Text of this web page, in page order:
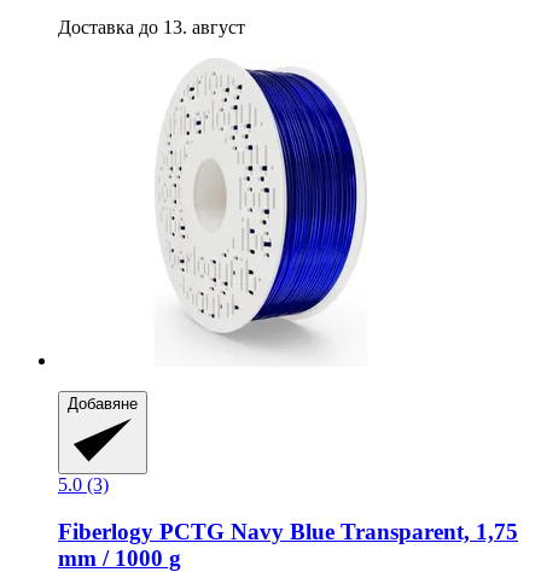
Доставка до 13. август
Добавяне
5.0 (3)
Fiberlogy PCTG Navy Blue Transparent, 1,75
mm / 1000 g